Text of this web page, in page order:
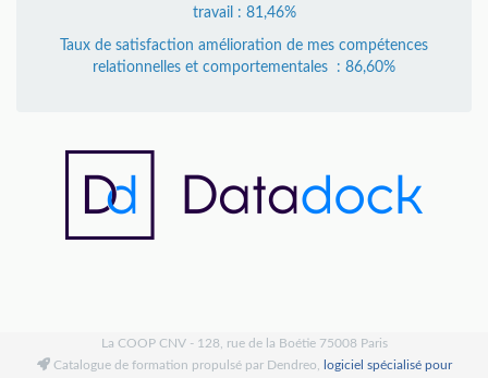
travail : 81,46%
Taux de satisfaction amélioration de mes compétences
relationnelles et comportementales : 86,60%
La COOP CNV - 128, rue de la Boétie 75008 Paris
Catalogue de formation propulsé par Dendreo,
logiciel spécialisé pour